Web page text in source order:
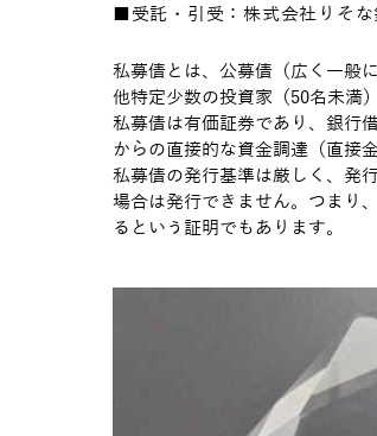
受託・引受：株式会社りそ
私募債とは、公募債（広く一般
他特定少数の投資家（50名未満
私募債は有価証券であり、銀行
からの直接的な資金調達（直接
私募債の発行基準は厳しく、発
場合は発行できません。つまり
るという証明でもあります。